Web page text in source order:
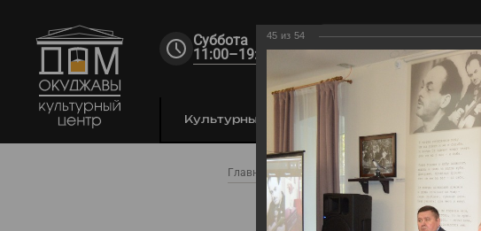
Суббота
11:00–19:00
Культурный центр Посещение
Главная Фестиваль Фотоальбом 2024
45 из 54